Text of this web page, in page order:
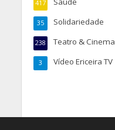
417
Solidariedade
35
Teatro & Cinema
238
Vídeo Ericeira TV
3